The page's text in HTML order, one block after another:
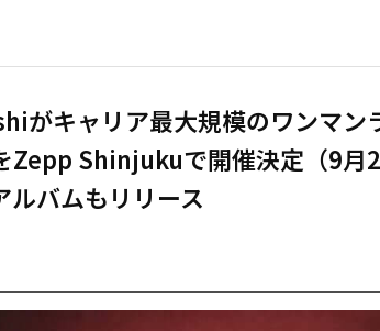
がキャリア最大規模のワンマン
Zepp Shinjukuで開催決定（9
ルバムもリリース